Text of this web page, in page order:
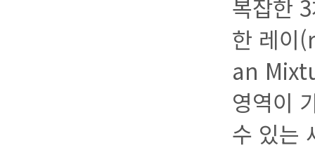
복잡한
한 레이
an
영역이
수 있는